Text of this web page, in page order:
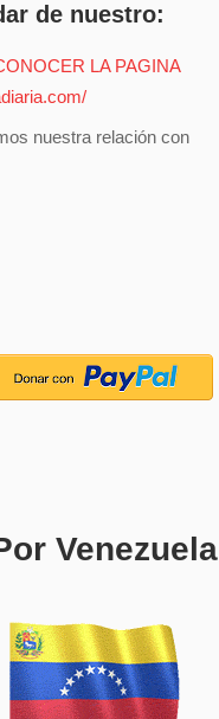
de nuestro:
nuestra relación con
Venezuela